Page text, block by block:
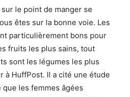
le point de manger se
êtes sur la bonne voie. Les
particulièrement bons pour
fruits les plus sains, tout
sont les légumes les plus
à HuffPost. Il a cité une étude
les femmes âgées